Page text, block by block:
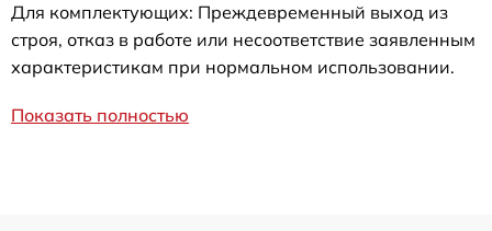
Для комплектующих: Преждевременный выход из
строя, отказ в работе или несоответствие заявленным
характеристикам при нормальном использовании.
Показать полностью